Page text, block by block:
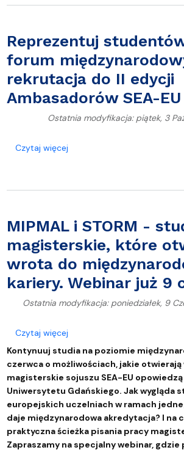
Reprezentuj
forum
rekrutacja do II edycji
Ambasadorów SEA-EU
Ostatnia modyfikacja: piątek, 3
Czytaj więcejo Reprezentuj studentów
MIPMAL i STORM -
magisterskie, które
wrota do
kariery. Webinar już 9
Ostatnia modyfikacja: poniedziałek, 9
Czytaj więcejo MIPMAL i STORM -
Kontynuuj studia na poziomie
czerwca o możliwościach, jakie
magisterskie sojuszu SEA-EU
Uniwersytetu Gdańskiego. Jak wygląda
europejskich uczelniach w ramach
daje międzynarodowa akredytacja? I na
praktyczna ścieżka pisania pracy
Zapraszamy na specjalny webinar,